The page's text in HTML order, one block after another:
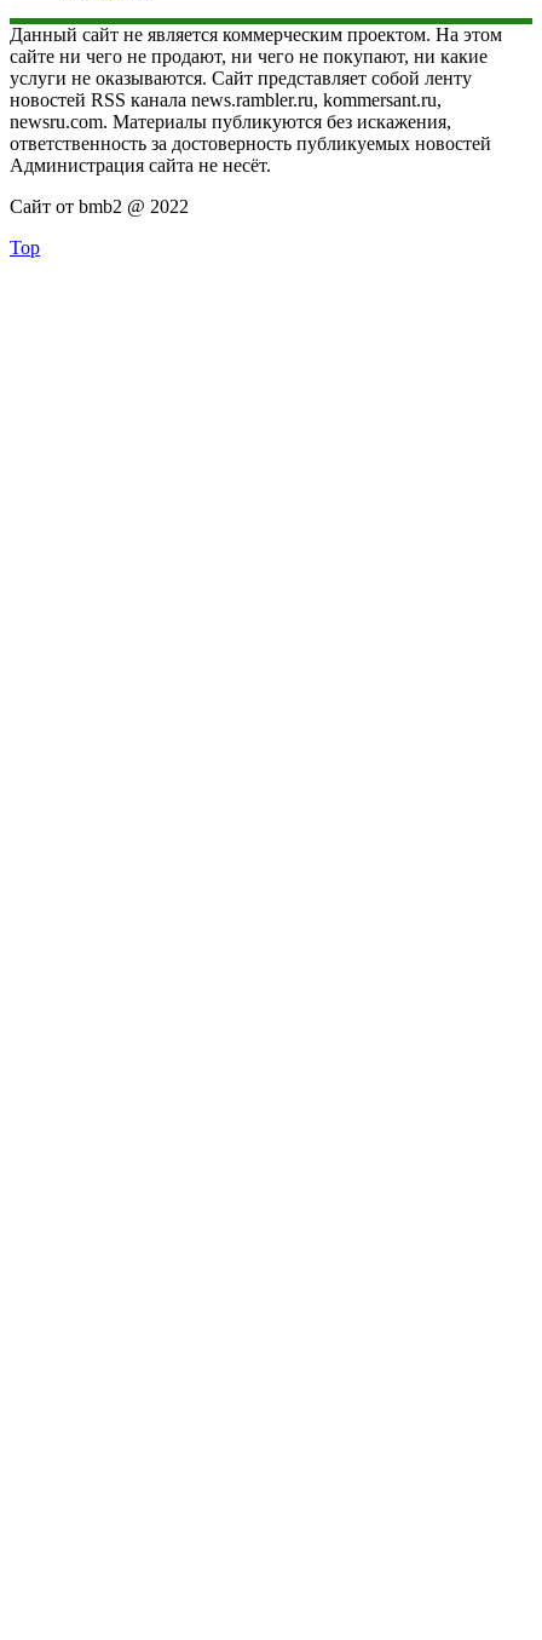
Данный сайт не является коммерческим проектом. На этом
сайте ни чего не продают, ни чего не покупают, ни какие
услуги не оказываются. Сайт представляет собой ленту
новостей RSS канала news.rambler.ru, kommersant.ru,
newsru.com. Материалы публикуются без искажения,
ответственность за достоверность публикуемых новостей
Администрация сайта не несёт.
Сайт от bmb2 @ 2022
Top